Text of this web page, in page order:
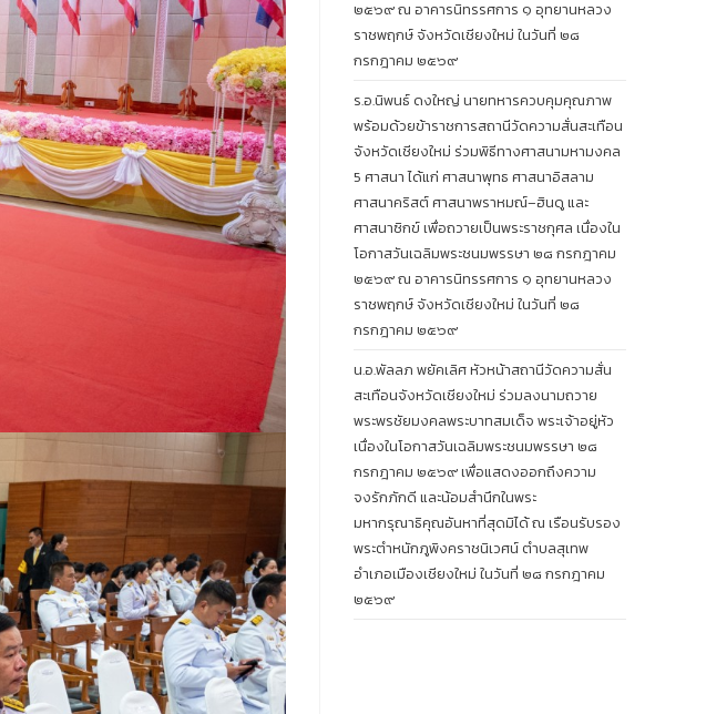
๒๕๖๙ ณ อาคารนิทรรศการ ๑ อุทยานหลวง
ราชพฤกษ์ จังหวัดเชียงใหม่ ในวันที่ ๒๘
กรกฎาคม ๒๕๖๙
ร.อ.นิพนธ์ ดงใหญ่ นายทหารควบคุมคุณภาพ
พร้อมด้วยข้าราชการสถานีวัดความสั่นสะเทือน
จังหวัดเชียงใหม่ ร่วมพิธีทางศาสนามหามงคล
5 ศาสนา ได้แก่ ศาสนาพุทธ ศาสนาอิสลาม
ศาสนาคริสต์ ศาสนาพราหมณ์–ฮินดู และ
ศาสนาซิกข์ เพื่อถวายเป็นพระราชกุศล เนื่องใน
โอกาสวันเฉลิมพระชนมพรรษา ๒๘ กรกฎาคม
๒๕๖๙ ณ อาคารนิทรรศการ ๑ อุทยานหลวง
ราชพฤกษ์ จังหวัดเชียงใหม่ ในวันที่ ๒๘
กรกฎาคม ๒๕๖๙
น.อ.พัลลภ พยัคเลิศ หัวหน้าสถานีวัดความสั่น
สะเทือนจังหวัดเชียงใหม่ ร่วมลงนามถวาย
พระพรชัยมงคลพระบาทสมเด็จ พระเจ้าอยู่หัว
เนื่องในโอกาสวันเฉลิมพระชนมพรรษา ๒๘
กรกฎาคม ๒๕๖๙ เพื่อแสดงออกถึงความ
จงรักภักดี และน้อมสำนึกในพระ
มหากรุณาธิคุณอันหาที่สุดมิได้ ณ เรือนรับรอง
พระตำหนักภูพิงคราชนิเวศน์ ตำบลสุเทพ
อำเภอเมืองเชียงใหม่ ในวันที่ ๒๘ กรกฎาคม
๒๕๖๙